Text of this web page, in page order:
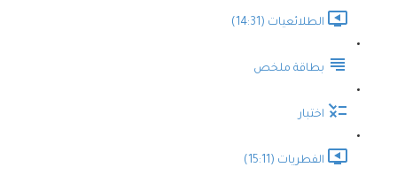
الطلائعيات (14:31)
بطاقة ملخص
اختبار
الفطريات (15:11)